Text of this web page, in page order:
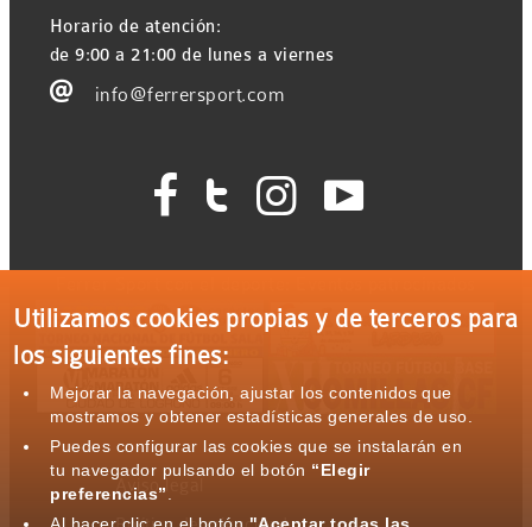
Horario de atención:
de 9:00 a 21:00 de lunes a viernes
 info@ferrersport.com
   
Aviso legal
Utilizamos cookies propias y de terceros para
los siguientes fines:
Mejorar la navegación, ajustar los contenidos que
mostramos y obtener estadísticas generales de uso.
Puedes configurar las cookies que se instalarán en
tu navegador pulsando el botón “Elegir
preferencias”